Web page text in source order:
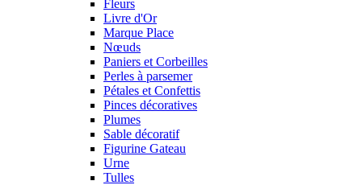
Fleurs
Livre d'Or
Marque Place
Nœuds
Paniers et Corbeilles
Perles à parsemer
Pétales et Confettis
Pinces décoratives
Plumes
Sable décoratif
Figurine Gateau
Urne
Tulles